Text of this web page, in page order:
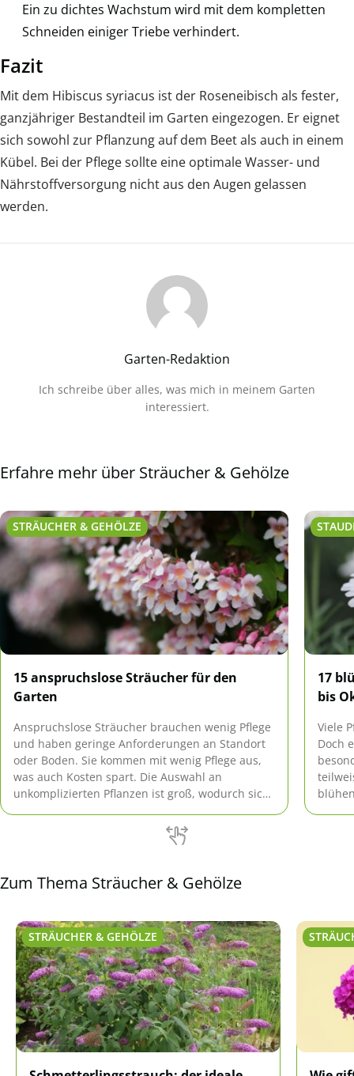
Ein zu dichtes Wachstum wird mit dem kompletten
Schneiden einiger Triebe verhindert.
Fazit
Mit dem Hibiscus syriacus ist der Roseneibisch als fester,
ganzjähriger Bestandteil im Garten eingezogen. Er eignet
sich sowohl zur Pflanzung auf dem Beet als auch in einem
Kübel. Bei der Pflege sollte eine optimale Wasser- und
Nährstoffversorgung nicht aus den Augen gelassen
werden.
Garten-Redaktion
Ich schreibe über alles, was mich in meinem Garten
interessiert.
Erfahre mehr über Sträucher & Gehölze
STRÄUCHER & GEHÖLZE
15 anspruchslose Sträucher für den
Garten
Anspruchslose Sträucher brauchen wenig Pflege
und haben geringe Anforderungen an Standort
oder Boden. Sie kommen mit wenig Pflege aus,
was auch Kosten spart. Die Auswahl an
unkomplizierten Pflanzen ist groß, wodurch sich
17
bis
Viele
Doch
Zum Thema Sträucher & Gehölze
STRÄUCHER & GEHÖLZE